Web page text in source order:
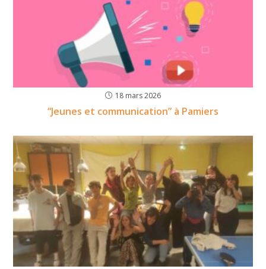
18 mars 2026
“Jeunes et communication” à Pamiers